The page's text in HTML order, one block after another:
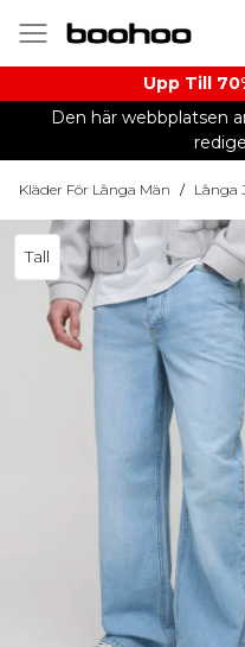
Upp Till
Den här webbplatsen
Kläder För Långa Män / Långa
Tall